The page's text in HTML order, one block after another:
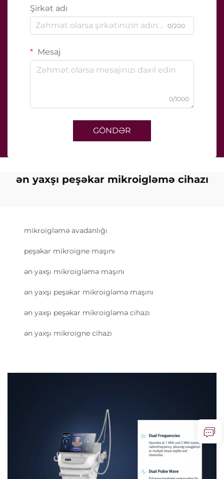
Şirkət adı
0/200
Mesaj
0/1000
GÖNDƏR
ən yaxşı peşəkar mikroigləmə cihazı
mikroigləmə avadanlığı
peşəkar mikroigne maşını
ən yaxşı mikroigləmə maşını
ən yaxşı peşəkar mikroigləmə maşını
ən yaxşı peşəkar mikroigləmə cihazı
ən yaxşı mikroigne cihazı